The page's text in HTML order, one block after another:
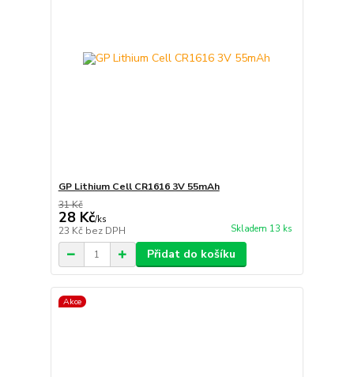
GP Lithium Cell CR1616 3V 55mAh
31 Kč
28 Kč/ks
23 Kč bez DPH Skladem 13 ks
Přidat do košíku
Akce